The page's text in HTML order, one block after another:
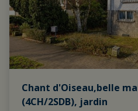
Chant d'Oiseau,belle
(4CH/2SDB), jardin